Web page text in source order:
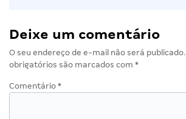
Deixe um comentário
O seu endereço de e-mail não será publicado.
obrigatórios são marcados com *
Comentário *